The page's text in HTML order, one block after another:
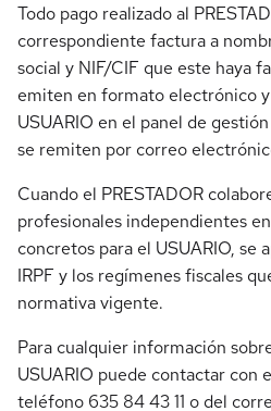
Todo pago realizado al
correspondiente factura a
social y NIF/CIF que este haya
emiten en formato electrónico
USUARIO en el panel de
se remiten por correo
Cuando el PRESTADOR
profesionales independientes
concretos para el USUARIO, se
IRPF y los regímenes fiscales
normativa vigente.
Para cualquier información
USUARIO puede contactar con
teléfono 635 84 43 11 o del